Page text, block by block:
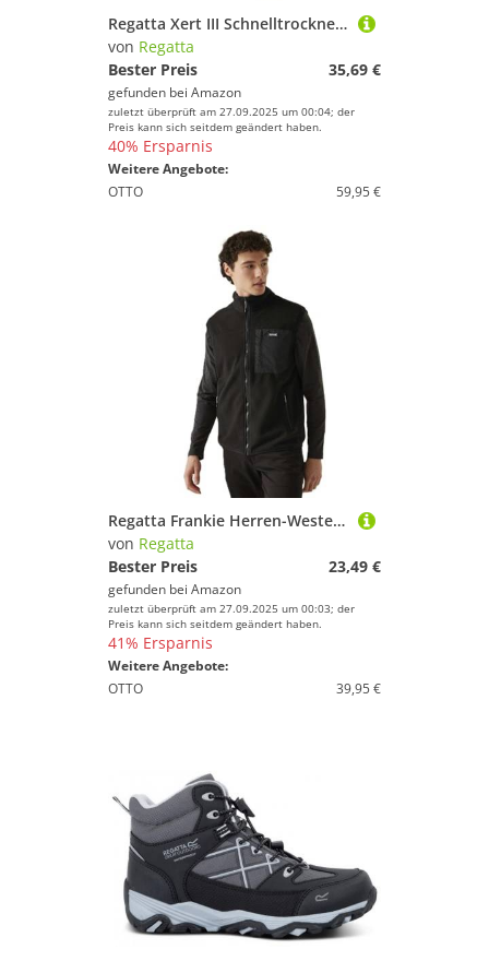
Regatta Xert III Schnelltrocknende und Wasserabweisende Stretchhose mit Mehreren Reißverschlusstaschen
von Regatta
Bester Preis
35,69 €
gefunden bei Amazon
zuletzt überprüft am 27.09.2025 um 00:04; der
Preis kann sich seitdem geändert haben.
40% Ersparnis
Weitere Angebote:
OTTO
59,95 €
Regatta Frankie Herren-Weste, Fleece, Bodywarmer (1 Stück)
von Regatta
Bester Preis
23,49 €
gefunden bei Amazon
zuletzt überprüft am 27.09.2025 um 00:03; der
Preis kann sich seitdem geändert haben.
41% Ersparnis
Weitere Angebote:
OTTO
39,95 €